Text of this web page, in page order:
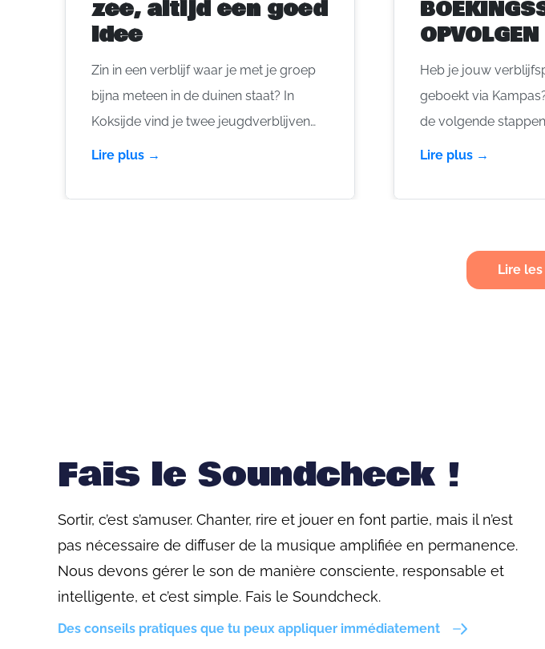
zee, altijd een goed
idee
Zin in een verblijf waar je met je groep
bijna meteen in de duinen staat? In
Koksijde vind je twee jeugdverblijven
van Top Vakantie vzw: Vakantiecentrum
het hele jaar terecht in volpension.
Lire plus →
OPVOLGEN
Heb je jouw
geboekt via
de volgende stappen
Dankzij ons platform
proces. Hier lees je
Lire plus →
Lire
Fais le Soundcheck !
Sortir, c’est s’amuser. Chanter, rire et jouer en font partie, mais il n’est
pas nécessaire de diffuser de la musique amplifiée en permanence.
Nous devons gérer le son de manière consciente, responsable et
intelligente, et c’est simple. Fais le Soundcheck.
Des conseils pratiques que tu peux appliquer immédiatement